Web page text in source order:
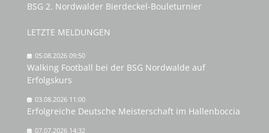
BSG 2. Nordwalder Bierdeckel-Bouleturnier
LETZTE MELDUNGEN
05.08.2026 09:50
Walking Football bei der BSG Nordwalde auf
Erfolgskurs
03.08.2026 11:00
Erfolgreiche Deutsche Meisterschaft im Hallenboccia
07.07.2026 14:32